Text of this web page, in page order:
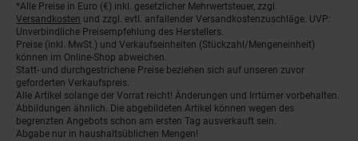
Fußnoten
*Alle Preise in Euro (€) inkl. gesetzlicher Mehrwertsteuer, zzgl.
Versandkosten und zzgl. evtl. anfallender Versandkostenzuschläge. UVP:
Unverbindliche Preisempfehlung des Herstellers.
Preise (inkl. MwSt.) und Verkaufseinheiten (Stückzahl/Mengeneinheit)
können im Online-Shop abweichen.
Statt- und durchgestrichene Preise beziehen sich auf unseren zuvor
geforderten Verkaufspreis.
Alle Artikel solange der Vorrat reicht! Änderungen und Irrtümer vorbehalten.
Abbildungen ähnlich. Die abgebildeten Artikel können wegen des
begrenzten Angebots schon am ersten Tag ausverkauft sein.
Abgabe nur in haushaltsüblichen Mengen!